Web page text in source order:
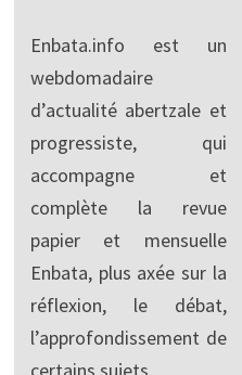
Enbata.info est un
webdomadaire
d’actualité abertzale et
progressiste, qui
accompagne et
complète la revue
papier et mensuelle
Enbata, plus axée sur la
réflexion, le débat,
l’approfondissement de
certains sujets.